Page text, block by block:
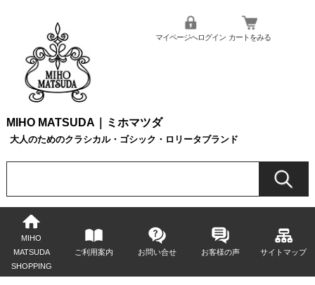
MIHO MATSUDA｜ミホマツダ
大人のためのクラシカル・ゴシック・ロリータブランド
マイページへログイン カートをみる
MIHO
MATSUDA
SHOPPING
ご利用案内 お問い合せ お客様の声 サイトマップ